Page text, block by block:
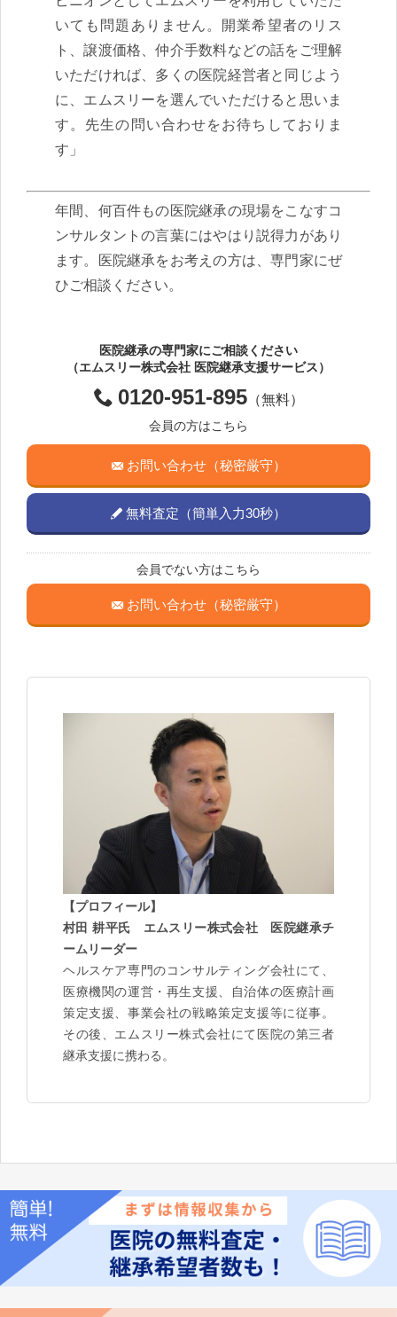
いても問題ありません。開業希望者のリス
ト、譲渡価格、仲介手数料などの話をご理解
いただければ、多くの医院経営者と同じよう
に、エムスリーを選んでいただけると思いま
す。先生の問い合わせをお待ちしておりま
す」
年間、何百件もの医院継承の現場をこなすコ
ンサルタントの言葉にはやはり説得力があり
ます。医院継承をお考えの方は、専門家にぜ
ひご相談ください。
医院継承の専門家にご相談ください
（エムスリー株式会社 医院継承支援サービス）
0120-951-895（無料）
会員の方はこちら
お問い合わせ（秘密厳守）
無料査定（簡単入力30秒）
会員でない方はこちら
お問い合わせ（秘密厳守）
【プロフィール】
村田 耕平氏 エムスリー株式会社 医院継承チ
ームリーダー
ヘルスケア専門のコンサルティング会社にて、
医療機関の運営・再生支援、自治体の医療計画
策定支援、事業会社の戦略策定支援等に従事。
その後、エムスリー株式会社にて医院の第三者
継承支援に携わる。